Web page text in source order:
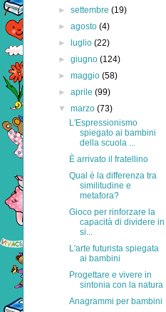
►settembre(19)
►agosto(4)
►
luglio(22)
►giugno(124)
►maggio(58)
►aprile(99)
▼marzo(73)
L'Espressionismo
spiegato ai bambini
della scuola ...
È arrivato il fratellino
Qual è la differenza tra
similitudine e
metafora?
Gioco per rinforzare la
capacità di dividere in
si...
L'arte futurista spiegata
ai bambini
Progettare e vivere in
sintonia con la natura
Anagrammi per bambini